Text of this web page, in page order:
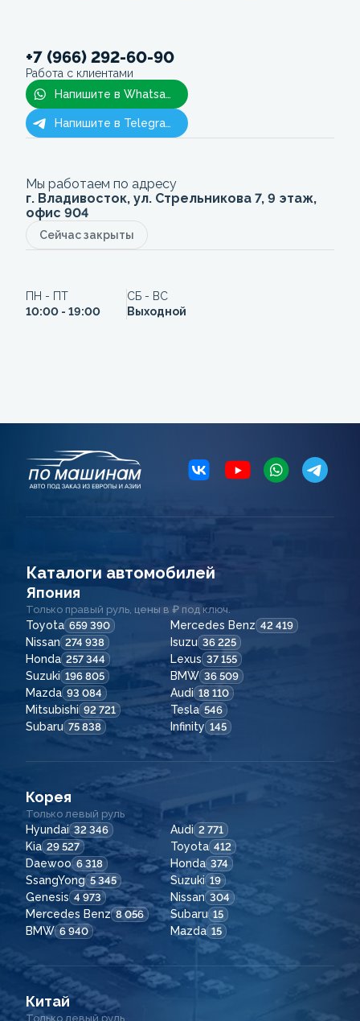
+7 (966) 292-60-90
Работа с клиентами
Напишите в Whatsapp
Напишите в Telegram
Мы работаем по адресу
г. Владивосток, ул. Стрельникова 7, 9 этаж,
офис 904
Сейчас закрыты
ПН - ПТ
10:00 - 19:00
СБ - ВС
Выходной
Каталоги автомобилей
Япония
Только правый руль, цены в ₽ под ключ.
Toyota 659 390 Mercedes Benz 42 419
Nissan 274 938 Isuzu 36 225
Honda 257 344 Lexus 37 155
Suzuki 196 805 BMW 36 509
Mazda 93 084 Audi 18 110
Mitsubishi 92 721 Tesla 546
Subaru 75 838 Infinity 145
Корея
Только левый руль
Hyundai 32 346 Audi 2 771
Kia 29 527 Toyota 412
Daewoo 6 318 Honda 374
SsangYong 5 345 Suzuki 19
Genesis 4 973 Nissan 304
Mercedes Benz 8 056 Subaru 15
BMW 6 940 Mazda 15
Китай
Только левый руль